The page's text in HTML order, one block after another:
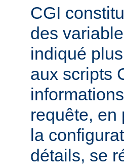
CGI
des
indiqué
aux scripts
requête, en
la
détails, se